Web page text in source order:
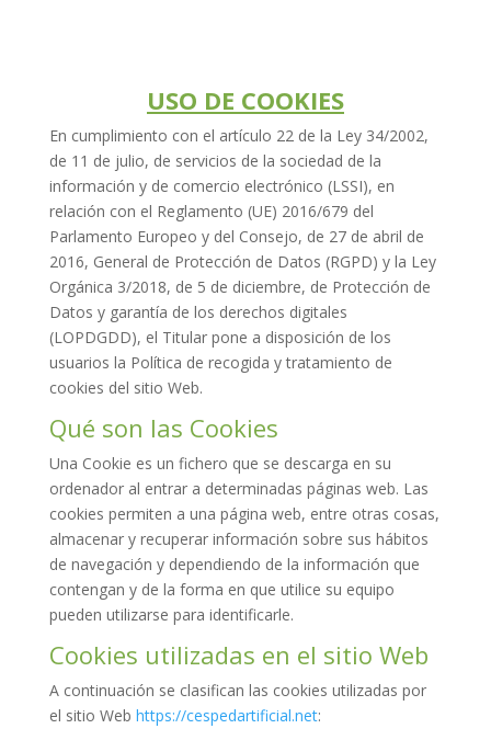
USO DE COOKIES
En cumplimiento con el artículo 22 de la Ley 34/2002,
de 11 de julio, de servicios de la sociedad de la
información y de comercio electrónico (LSSI), en
relación con el Reglamento (UE) 2016/679 del
Parlamento Europeo y del Consejo, de 27 de abril de
2016, General de Protección de Datos (RGPD) y la Ley
Orgánica 3/2018, de 5 de diciembre, de Protección de
Datos y garantía de los derechos digitales
(LOPDGDD), el Titular pone a disposición de los
usuarios la Política de recogida y tratamiento de
cookies del sitio Web.
Qué son las Cookies
Una Cookie es un fichero que se descarga en su
ordenador al entrar a determinadas páginas web. Las
cookies permiten a una página web, entre otras cosas,
almacenar y recuperar información sobre sus hábitos
de navegación y dependiendo de la información que
contengan y de la forma en que utilice su equipo
pueden utilizarse para identificarle.
Cookies utilizadas en el sitio Web
A continuación se clasifican las cookies utilizadas por
el sitio Web https://cespedartificial.net: